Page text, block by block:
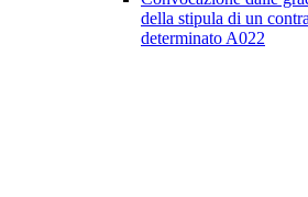
della stipula di un
determinato A022